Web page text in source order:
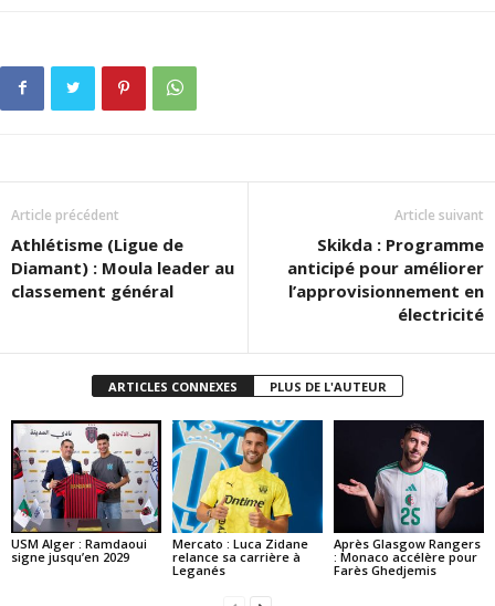
Article précédent
Athlétisme (Ligue de
Diamant) : Moula leader au
classement général
Article suivant
Skikda : Programme
anticipé pour améliorer
l’approvisionnement en
électricité
ARTICLES CONNEXES PLUS DE L'AUTEUR
USM Alger : Ramdaoui
signe jusqu’en 2029
Mercato : Luca Zidane
relance sa carrière à
Leganés
Après Glasgow Rangers
: Monaco accélère pour
Farès Ghedjemis